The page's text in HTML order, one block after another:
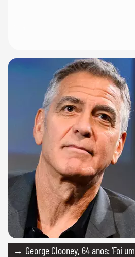
→ George Clooney, 64 anos: 'Foi um